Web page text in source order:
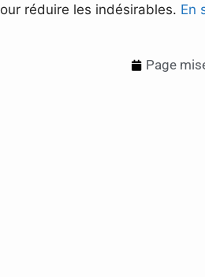
réduire les indésirables. En
Page